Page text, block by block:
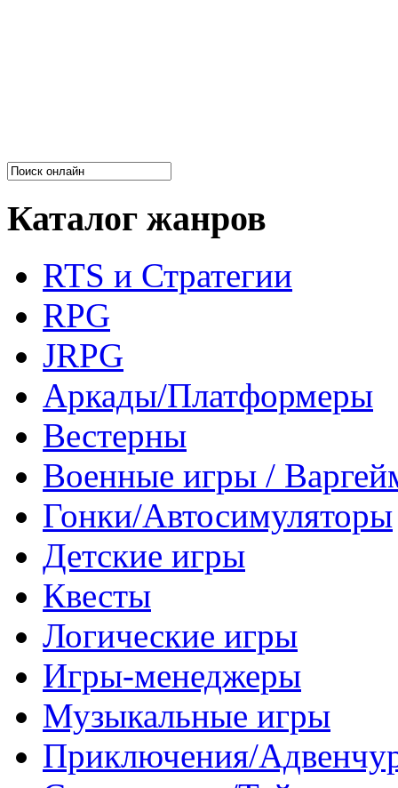
Каталог жанров
RTS и Стратегии
RPG
JRPG
Аркады/Платформеры
Вестерны
Военные игры /
Гонки/Автосимуляторы
Детские игры
Квесты
Логические игры
Игры-менеджеры
Музыкальные игры
Приключения/